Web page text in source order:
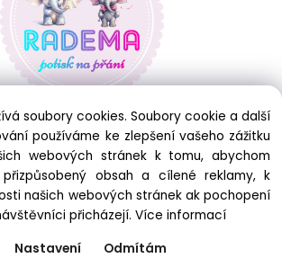
2025 RADEMA, All rights reserved
systémem ClickEshop.cz
soubory cookies. Soubory cookie a další
používáme ke zlepšení vašeho zážitku
webových stránek k tomu, abychom
obsah a cílené reklamy, k
našich webových stránek ak pochopení
přicházejí. Více informací
Nastavení Odmítám